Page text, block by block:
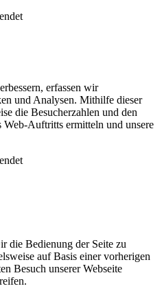
erfassen wir
und Analysen. Mithilfe dieser
die Besucherzahlen und den
Web-Auftritts ermitteln und unsere
die Bedienung der Seite zu
auf Basis einer vorherigen
Besuch unserer Webseite